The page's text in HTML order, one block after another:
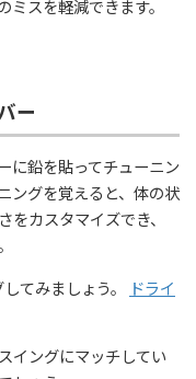
ミスを軽減できます。
ー
に鉛を貼ってチューニン
ングを覚えると、体の状
をカスタマイズでき、
てみましょう。
ドライ
イングにマッチしてい